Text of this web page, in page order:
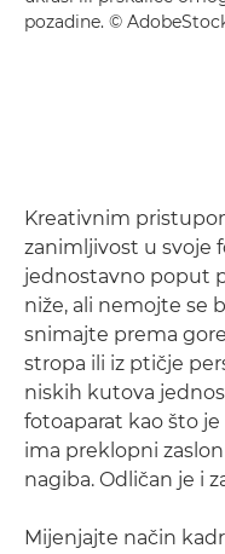
pozadine. ©
Kreativnim
zanimljivost u svoje
jednostavno poput
niže, ali nemojte se
snimajte prema
stropa ili iz ptičje
niskih kutova
fotoaparat kao što je
ima preklopni
nagiba. Odličan je i
Mijenjajte način